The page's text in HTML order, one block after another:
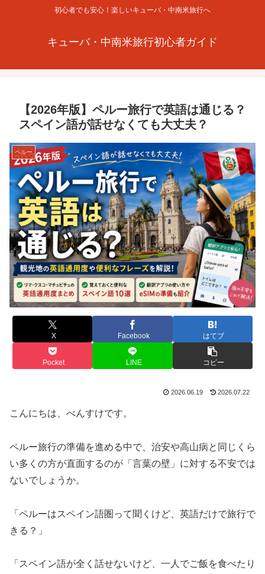
初心者でも安心！楽しいキューバ・中南米旅行へ
キューバ・中南米旅行初心者ガイド
【2026年版】ペルー旅行で英語は通じる？
スペイン語が話せなくても大丈夫？
ペルー
X Facebook はてブ
Pocket LINE コピー
2026.06.19 2026.07.22
こんにちは、べんすけです。
ペルー旅行の準備を進める中で、治安や高山病と同じくら
い多くの方が直面するのが「言葉の壁」に対する不安では
ないでしょうか。
「ペルーはスペイン語圏って聞くけど、英語だけで旅行で
きる？」
「スペイン語が全く話せないけど、一人でご飯を食べたり